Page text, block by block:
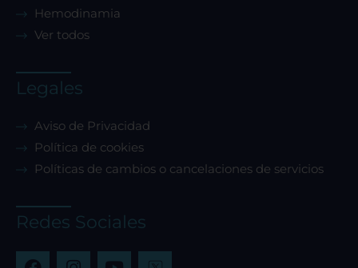
Hemodinamia
Ver todos
Legales
Aviso de Privacidad
Política de cookies
Políticas de cambios o cancelaciones de servicios
Redes Sociales
F
I
Y